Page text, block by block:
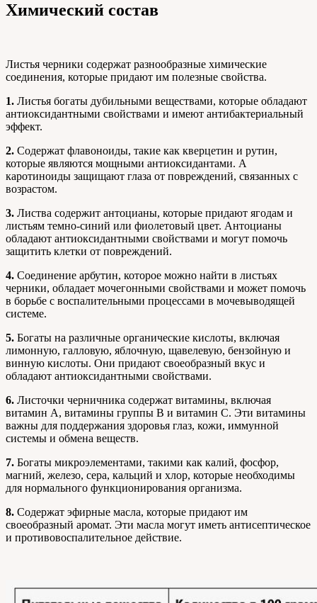
Химический состав
Листья черники содержат разнообразные химические
соединения, которые придают им полезные свойства.
1. Листья богаты дубильными веществами, которые обладают
антиоксидантными свойствами и имеют антибактериальный
эффект.
2. Содержат флавоноиды, такие как кверцетин и рутин,
которые являются мощными антиоксидантами. А
каротиноиды защищают глаза от повреждений, связанных с
возрастом.
3. Листва содержит антоцианы, которые придают ягодам и
листьям темно-синий или фиолетовый цвет. Антоцианы
обладают антиоксидантными свойствами и могут помочь
защитить клетки от повреждений.
4. Соединение арбутин, которое можно найти в листьях
черники, обладает мочегонными свойствами и может помочь
в борьбе с воспалительными процессами в мочевыводящей
системе.
5. Богаты на различные органические кислоты, включая
лимонную, галловую, яблочную, щавелевую, бензойную и
винную кислоты. Они придают своеобразный вкус и
обладают антиоксидантными свойствами.
6. Листочки черничника содержат витамины, включая
витамин А, витамины группы В и витамин С. Эти витамины
важны для поддержания здоровья глаз, кожи, иммунной
системы и обмена веществ.
7. Богаты микроэлементами, такими как калий, фосфор,
магний, железо, сера, кальций и хлор, которые необходимы
для нормального функционирования организма.
8. Содержат эфирные масла, которые придают им
своеобразный аромат. Эти масла могут иметь антисептическое
и противовоспалительное действие.